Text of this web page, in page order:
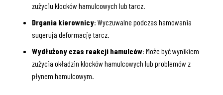
zużyciu klocków hamulcowych lub tarcz.
Drgania kierownicy: Wyczuwalne podczas hamowania
sugerują deformację tarcz.
Wydłużony czas reakcji hamulców: Może być wynikiem
zużycia okładzin klocków hamulcowych lub problemów z
płynem hamulcowym.